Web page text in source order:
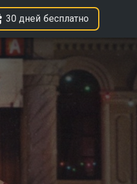
30 дней бесплатно